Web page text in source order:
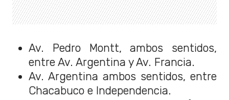
Av. Pedro Montt, ambos sentidos,
entre Av. Argentina y Av. Francia.
Av. Argentina ambos sentidos, entre
Chacabuco e Independencia.